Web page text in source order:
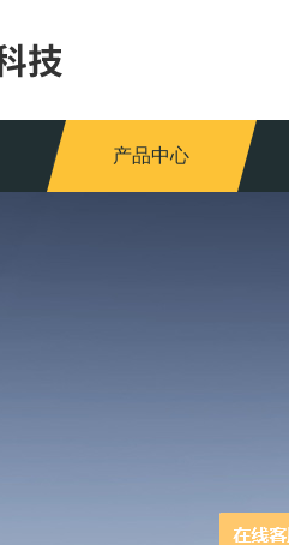
产品中心